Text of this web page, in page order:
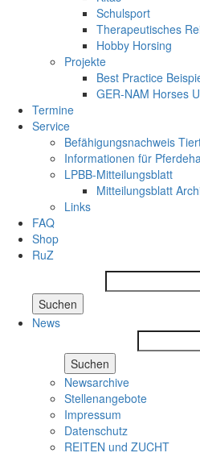
Schulsport
Therapeutisches
Hobby Horsing
Projekte
Best Practice
GER-NAM Horses
Termine
Service
Befähigungsnachweis
Informationen für
LPBB-Mitteilungsblatt
Mitteilungsblatt
Links
FAQ
Shop
RuZ
Suchen
News
Suchen
Newsarchive
Stellenangebote
Impressum
Datenschutz
REITEN und ZUCHT